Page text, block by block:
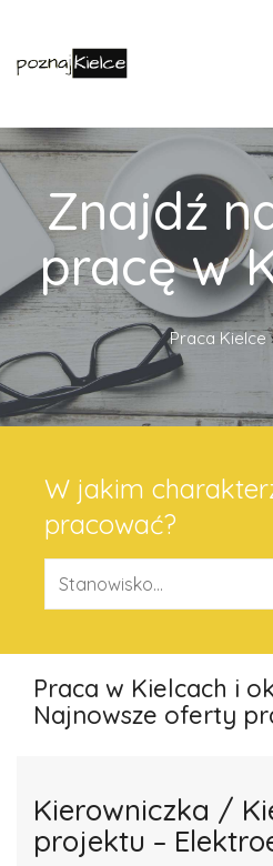
Znajdź
pracę w
Praca Kielce
W jakim
pracować?
Praca w Kielcach i
Najnowsze oferty
Kierowniczka /
projektu –